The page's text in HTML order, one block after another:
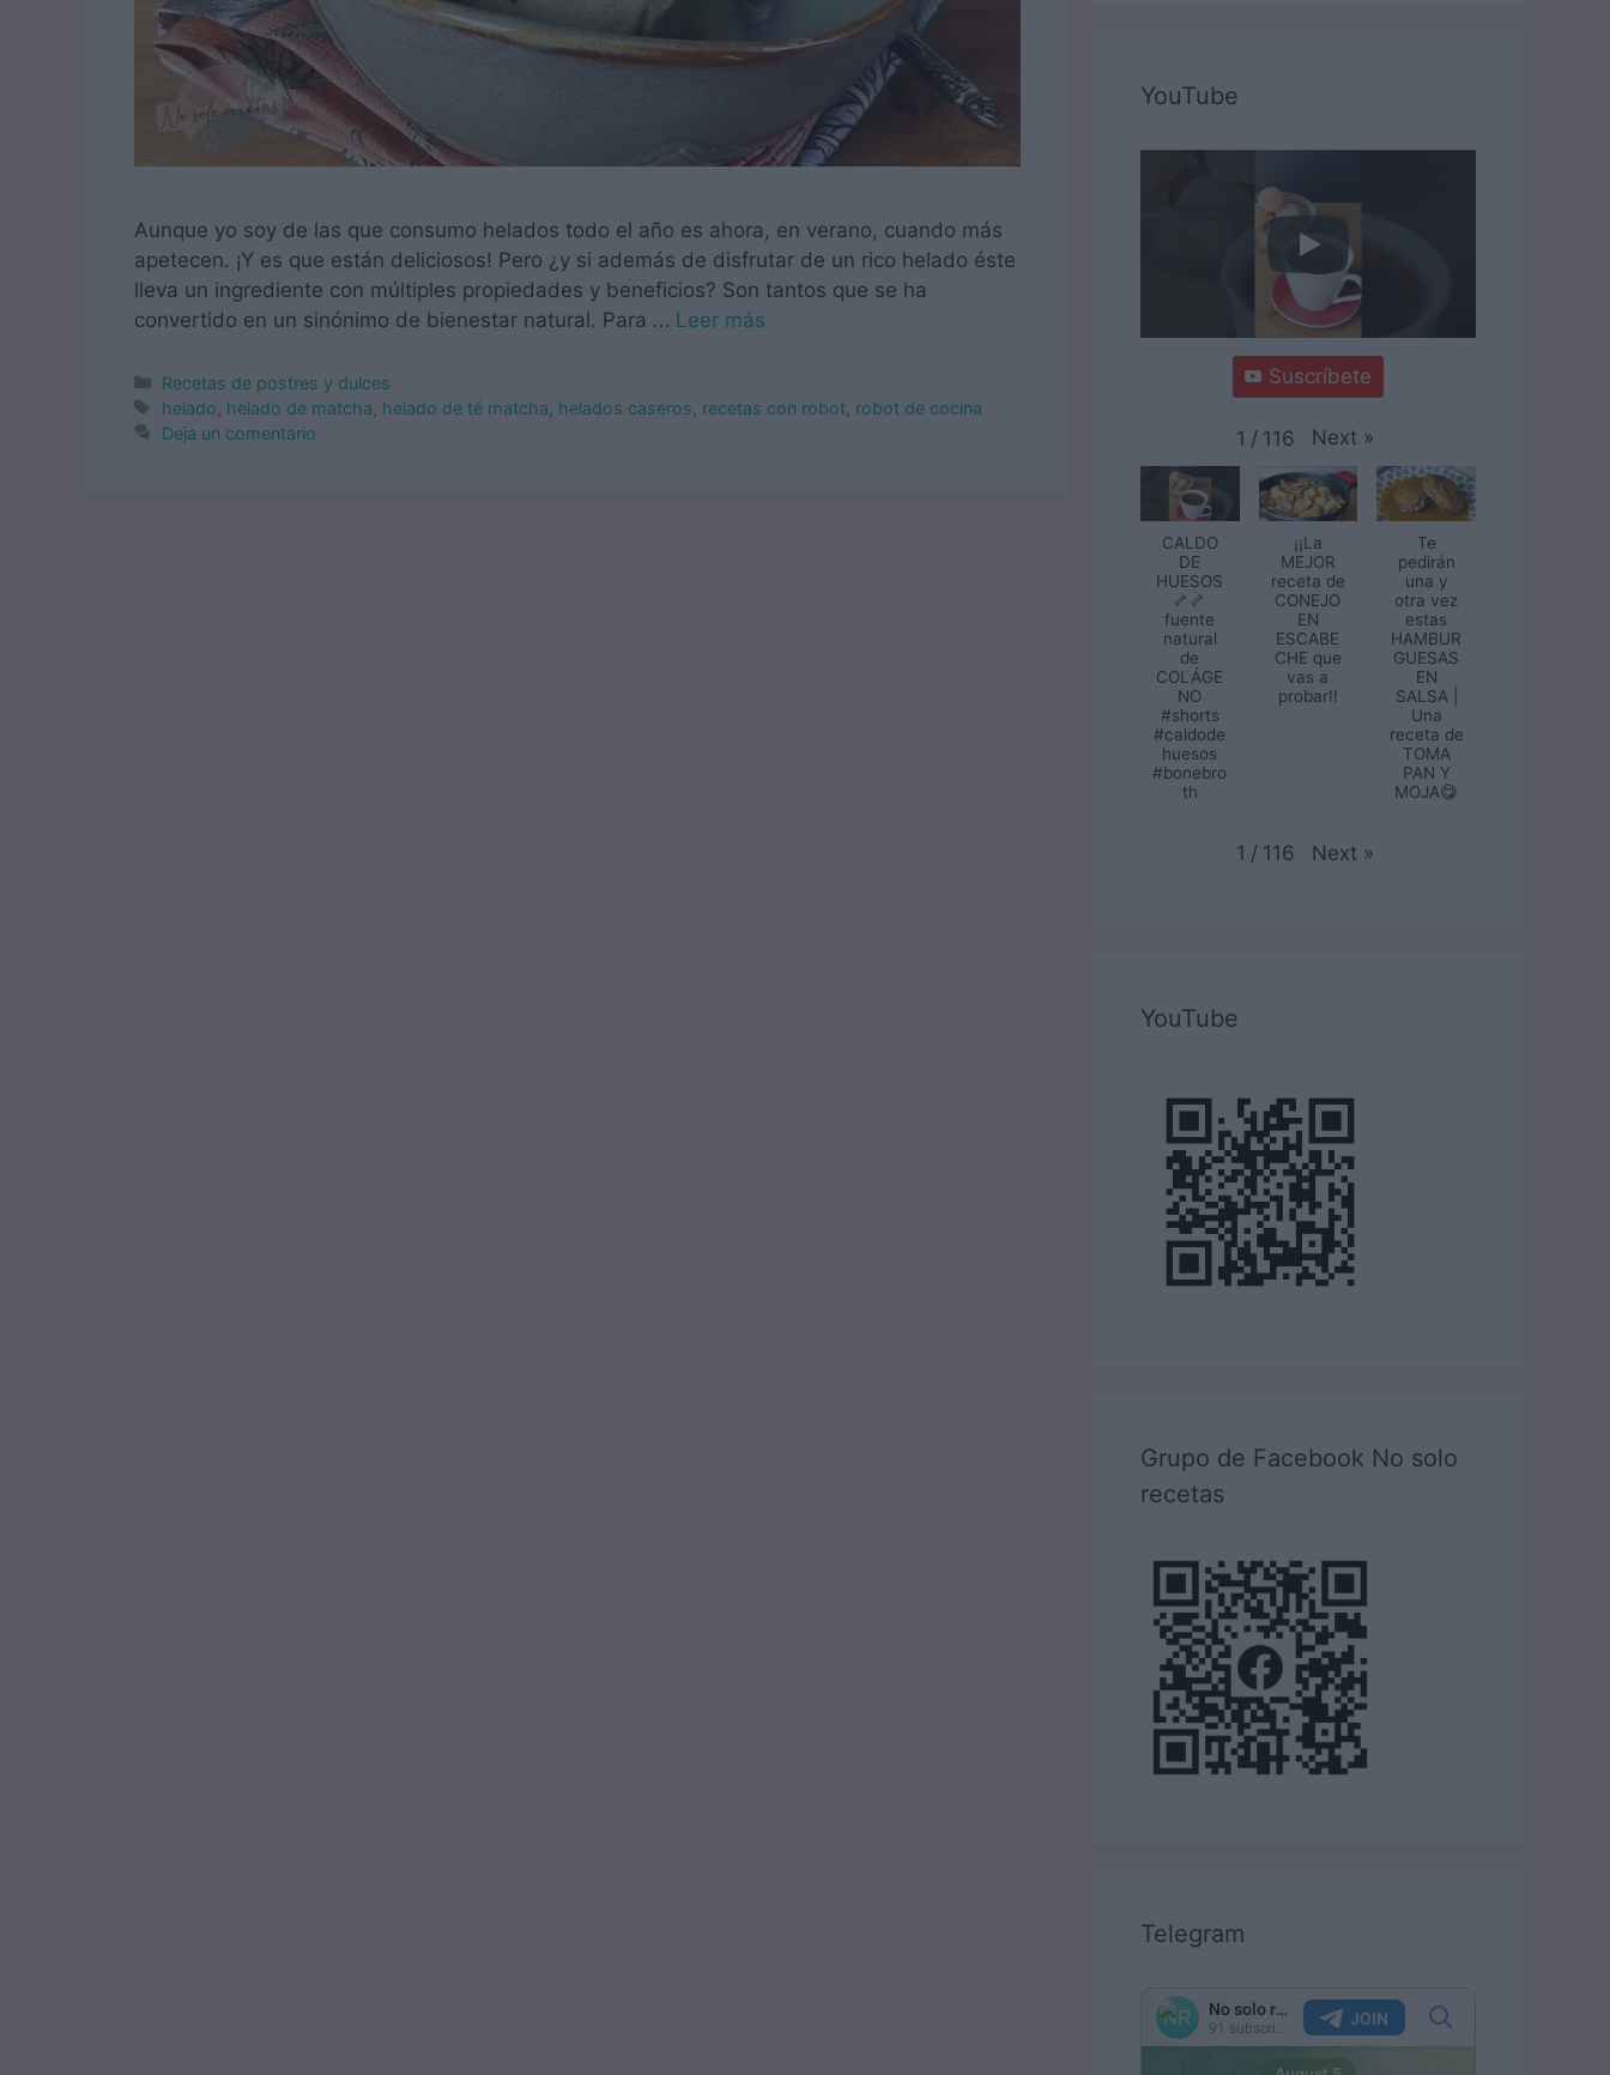
Aunque yo soy de las que consumo helados todo el año es ahora, en verano, cuando más
apetecen. ¡Y es que están deliciosos! Pero ¿y si además de disfrutar de un rico helado éste
lleva un ingrediente con múltiples propiedades y beneficios? Son tantos que se ha
convertido en un sinónimo de bienestar natural. Para … Leer más
Categorías
Recetas de postres y dulces
Etiquetas
helado helado de matcha helado de té matcha helados caseros recetas con robot robot de cocina
Deja un comentario
YouTube
Suscríbete
1 / 116 Next »
CALDO
DE
HUESOS
🦴🦴
fuente
natural
de
COLÁGE
NO
#shorts
#caldode
huesos
#bonebro
th
¡¡La
MEJOR
receta de
CONEJO
EN
ESCABE
CHE que
vas a
probar!!
Te
pedirán
una y
otra vez
estas
HAMBUR
GUESAS
EN
SALSA |
Una
receta de
TOMA
PAN Y
MOJA😋
1 / 116 Next »
YouTube
Grupo de Facebook No solo
recetas
Telegram